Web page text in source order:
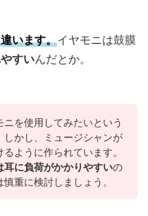
います。イヤモニは鼓膜
すいんだとか。
を使用してみたいという
かし、ミュージシャンが
ように作られています。
耳に負荷がかかりやすいの
重に検討しましょう。